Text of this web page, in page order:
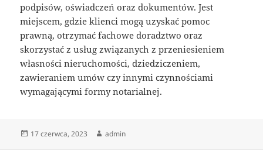
podpisów, oświadczeń oraz dokumentów. Jest
miejscem, gdzie klienci mogą uzyskać pomoc
prawną, otrzymać fachowe doradztwo oraz
skorzystać z usług związanych z przeniesieniem
własności nieruchomości, dziedziczeniem,
zawieraniem umów czy innymi czynnościami
wymagającymi formy notarialnej.
Data
17 czerwca, 2023 Autor
admin